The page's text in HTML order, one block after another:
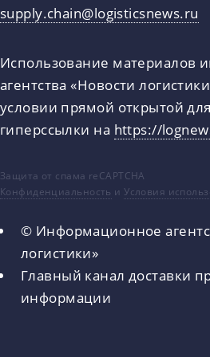
supply.chain@logisticsnews.ru
Использование материалов
агентства «Новости
условии прямой открытой
гиперссылки на https://
Защита от спама reCAPTCHA
Конфиденциальность иУсловия
© Информационное
логистики»
Главный канал доставки
информации